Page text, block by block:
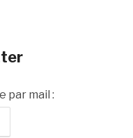
par mail :